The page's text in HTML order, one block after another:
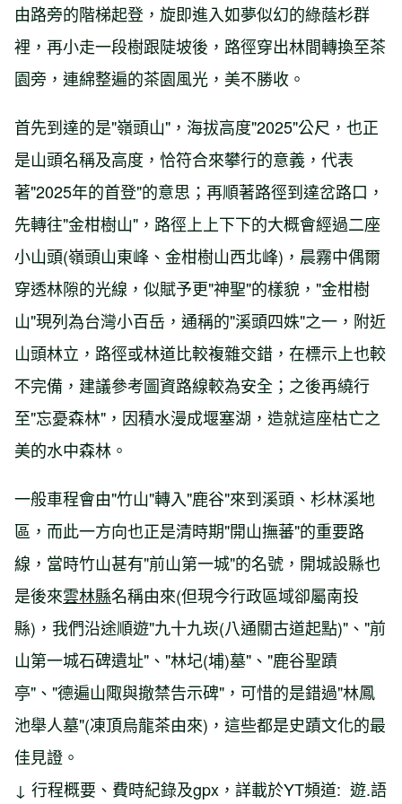
由路旁的階梯起登，旋即進入如夢似幻的綠蔭杉群
裡，再小走一段樹跟陡坡後，路徑穿出林間轉換至茶
園旁，連綿整遍的茶園風光，美不勝收。
首先到達的是"嶺頭山"，海拔高度"2025"公尺，也正
是山頭名稱及高度，恰符合來攀行的意義，代表
著"2025年的首登"的意思；再順著路徑到達岔路口，
先轉往"金柑樹山"，路徑上上下下的大概會經過二座
小山頭(嶺頭山東峰、金柑樹山西北峰)，晨霧中偶爾
穿透林隙的光線，似賦予更"神聖"的樣貌，"金柑樹
山"現列為台灣小百岳，通稱的"溪頭四姝"之一，附近
山頭林立，路徑或林道比較複雜交錯，在標示上也較
不完備，建議參考圖資路線較為安全；之後再繞行
至"忘憂森林"，因積水漫成堰塞湖，造就這座枯亡之
美的水中森林。
一般車程會由"竹山"轉入"鹿谷"來到溪頭、杉林溪地
區，而此一方向也正是清時期"開山撫蕃"的重要路
線，當時竹山甚有"前山第一城"的名號，開城設縣也
是後來雲林縣名稱由來(但現今行政區域卻屬南投
縣)，我們沿途順遊"九十九崁(八通關古道起點)"、"前
山第一城石碑遺址"、"林圮(埔)墓"、"鹿谷聖蹟
亭"、"德遍山陬與撤禁告示碑"，可惜的是錯過"林鳳
池舉人墓"(凍頂烏龍茶由來)，這些都是史蹟文化的最
佳見證。
↓ 行程概要、費時紀錄及gpx，詳載於YT頻道: 遊.語